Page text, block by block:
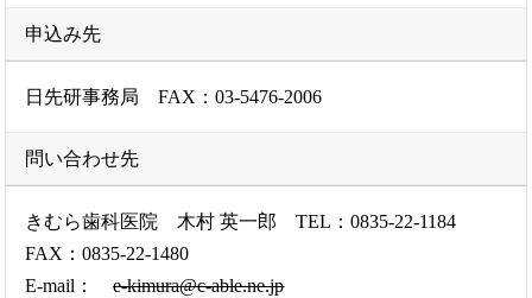
申込み先
日先研事務局 FAX：03-5476-2006
問い合わせ先
きむら歯科医院 木村 英一郎 TEL：0835-22-1184
FAX：0835-22-1480
E-mail：e-kimura@c-able.ne.jp